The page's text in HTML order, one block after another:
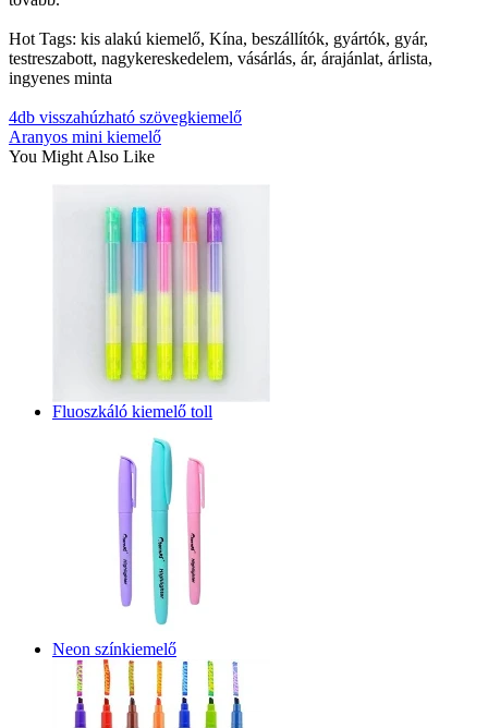
Hot Tags: kis alakú kiemelő, Kína, beszállítók, gyártók, gyár,
testreszabott, nagykereskedelem, vásárlás, ár, árajánlat, árlista,
ingyenes minta
4db visszahúzható szövegkiemelő
Aranyos mini kiemelő
You Might Also Like
Fluoszkáló kiemelő toll
Neon színkiemelő